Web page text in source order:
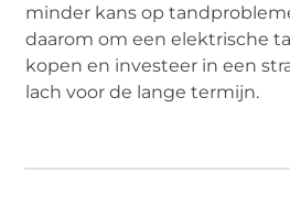
minder kans op
daarom om een elektrische
kopen en investeer in een
lach voor de lange termijn.